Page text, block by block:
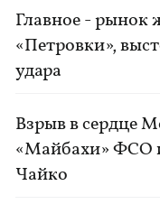
Главное - рынок
«Петровки»,
удара
Взрыв в сердце
«Майбахи» ФСО
Чайко